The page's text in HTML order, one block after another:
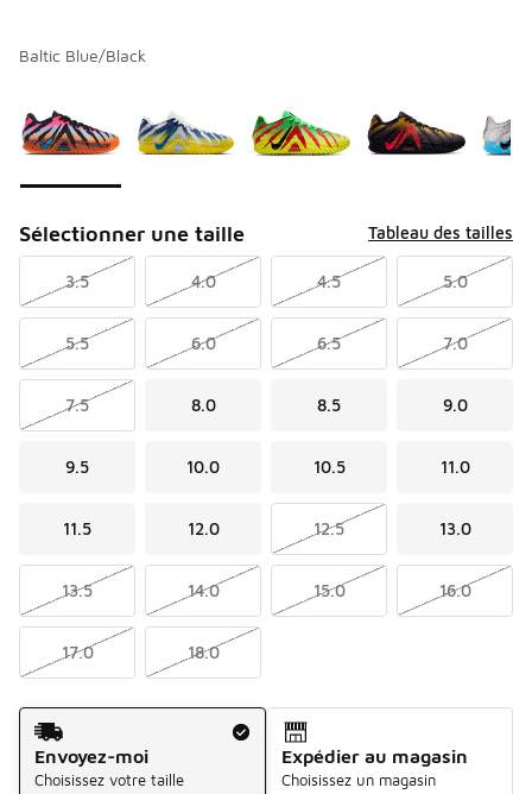
Baltic Blue/Black
Sélectionner une taille Tableau des tailles
3.5 4.0 4.5 5.0
5.5 6.0 6.5 7.0
7.5 8.0 8.5 9.0
9.5 10.0 10.5 11.0
11.5 12.0 12.5 13.0
13.5 14.0 15.0 16.0
17.0 18.0
Méthode d’expédition
Envoyez-moi
Choisissez votre taille
Expédier au magasin
Choisissez un magasin